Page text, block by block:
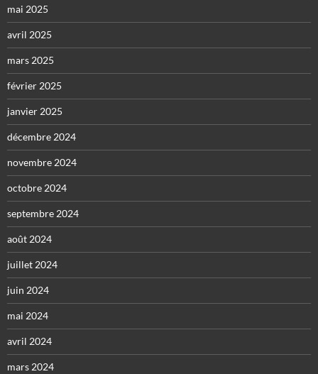
mai 2025
avril 2025
mars 2025
février 2025
janvier 2025
décembre 2024
novembre 2024
octobre 2024
septembre 2024
août 2024
juillet 2024
juin 2024
mai 2024
avril 2024
mars 2024